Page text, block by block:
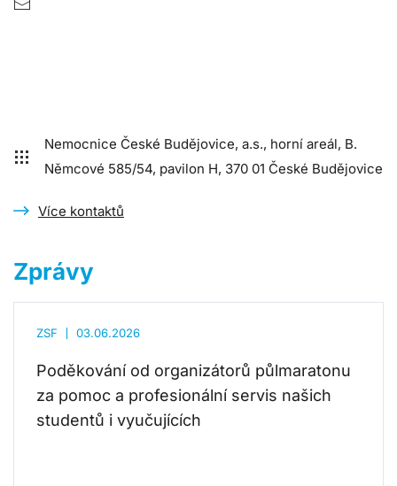
Nemocnice České Budějovice, a.s., horní areál, B.
Němcové 585/54, pavilon H, 370 01 České Budějovice
Více kontaktů
Zprávy
ZSF 03.06.2026
Poděkování od organizátorů půlmaratonu
za pomoc a profesionální servis našich
studentů i vyučujících